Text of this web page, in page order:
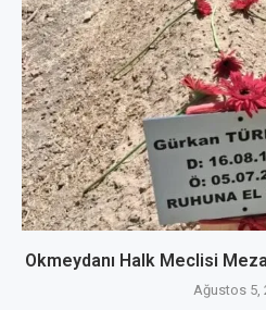
Okmeydanı Halk Meclisi
Ağustos 5,